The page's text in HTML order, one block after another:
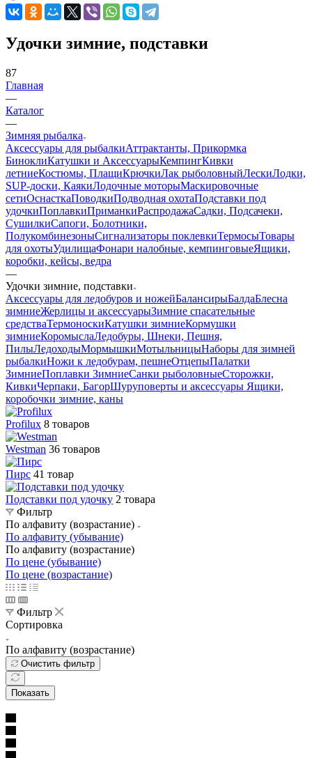
Удочки зимние, подставки
87
Главная
—
Каталог
—
Зимняя рыбалка
Аксессуары для рыбалкиАттрактанты, Прикормка
БиноклиКатушки и АксессуарыКемпингКивки
летниеКостюмы, ПлащиКрючкиЛак рыболовныйЛескиЛодки,
SUP-доски, КаякиЛодочные моторыМаскировочные
сетиОснасткаПоводкиПодводная охотаПодставки под
удочкиПоплавкиПриманкиРаспродажаСадки, Подсачеки,
СушилкиСапоги, Болотники,
ПолукомбинезоныСигнализаторы поклевкиТермосыТовары
для охотыУдилищаФонари налобные, кемпинговыеЯщики,
коробки, кейсы, ведра
—
Удочки зимние, подставки
Аксессуары для ледобуров и ножейБалансирыБалдаБлесна
зимниеЖерлицы и аксессуарыЗимние спасательные
средстваТермоноскиКатушки зимниеКормушки
зимниеКоромыслаЛедобуры, Шнеки, Пешня,
ПилыЛедоходыМормышкиМотыльницыНаборы для зимней
рыбалкиНожи к ледобурам, пешнеОтцепыПалатки
ЗимниеПоплавки ЗимниеСанки рыболовныеСторожки,
КивкиЧерпаки, БагорШуруповерты и аксессуары Ящики,
коробочки зимние, каны
Profilux 8 товаров
Westman 36 товаров
Пирс 41 товар
Подставки под удочку 2 товара
Фильтр
По алфавиту (возрастание)
По алфавиту (убывание)
По алфавиту (возрастание)
По цене (убывание)
По цене (возрастание)
Фильтр
Сортировка
По алфавиту (возрастание)
Очистить фильтр
Показать